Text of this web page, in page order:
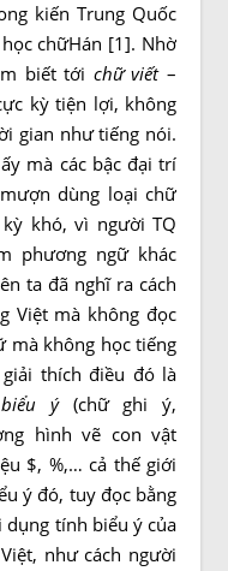
kiến Trung Quốc
chữHán [1]. Nhờ
biết tới chữ viết–
kỳ tiện lợi, không
gian như tiếng nói.
mà các bậc đại trí
dùng loại chữ
khó, vì người TQ
phương ngữ khác
ta đã nghĩ ra cách
Việt mà không đọc
mà không học tiếng
thích điều đó là
ý(chữ ghi ý,
hình vẽ con vật
$, %,… cả thế giới
ý đó, tuy đọc bằng
dụng tính biểu ý của
như cách người